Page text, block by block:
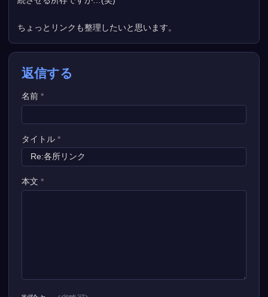
ちょっとリンクも整理したいと思います。
返信する
名前 *
タイトル *
本文 *